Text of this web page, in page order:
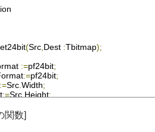
(Src Dest :Tbitmap);
:=pf24bit;
:=pf24bit;
:=Src Width;
:=Src Height;
関数]